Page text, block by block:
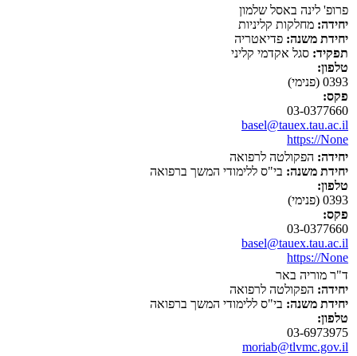
פרופ' לינה באסל שלמון
יחידה: מחלקות קליניות
יחידת משנה: פדיאטריה
תפקיד: סגל אקדמי קליני
טלפון:
0393 (פנימי)
פקס:
03-0377660
basel@tauex.tau.ac.il
https://None
יחידה: הפקולטה לרפואה
יחידת משנה: בי"ס ללימודי המשך ברפואה
טלפון:
0393 (פנימי)
פקס:
03-0377660
basel@tauex.tau.ac.il
https://None
ד"ר מוריה באר
יחידה: הפקולטה לרפואה
יחידת משנה: בי"ס ללימודי המשך ברפואה
טלפון:
03-6973975
moriab@tlvmc.gov.il